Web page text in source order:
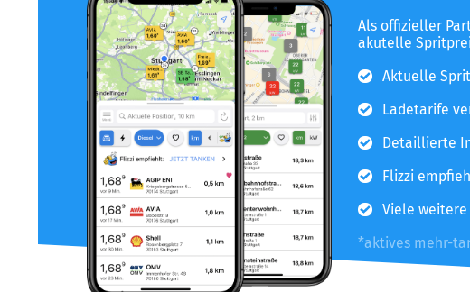
Als offizieller
akutelle
Aktuelle
Ladetarife
Detaillierte
Flizzi
Viele
*aktives mehr-